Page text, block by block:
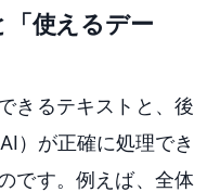
「使えるデー
きるテキストと、後
）が正確に処理でき
です。例えば、全体